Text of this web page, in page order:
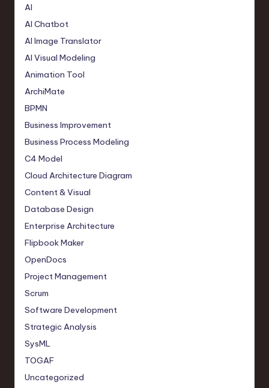
AI
AI Chatbot
AI Image Translator
AI Visual Modeling
Animation Tool
ArchiMate
BPMN
Business Improvement
Business Process Modeling
C4 Model
Cloud Architecture Diagram
Content & Visual
Database Design
Enterprise Architecture
Flipbook Maker
OpenDocs
Project Management
Scrum
Software Development
Strategic Analysis
SysML
TOGAF
Uncategorized